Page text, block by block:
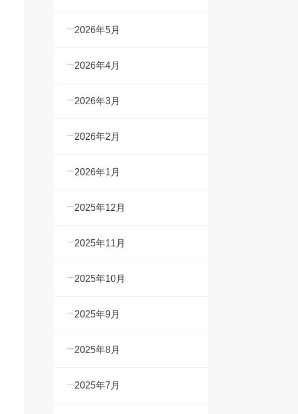
2026年5月
2026年4月
2026年3月
2026年2月
2026年1月
2025年12月
2025年11月
2025年10月
2025年9月
2025年8月
2025年7月